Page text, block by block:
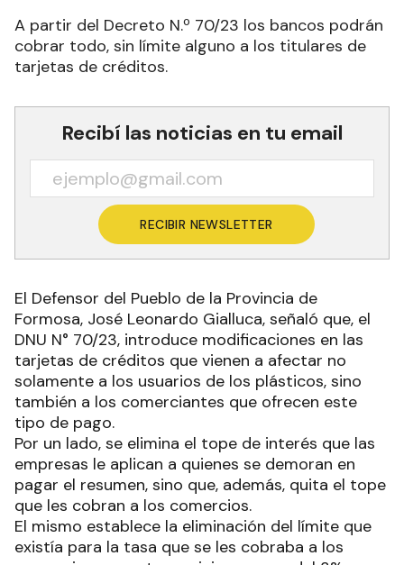
A partir del Decreto N.º 70/23 los bancos podrán
cobrar todo, sin límite alguno a los titulares de
tarjetas de créditos.
Recibí las noticias en tu email
RECIBIR NEWSLETTER
El Defensor del Pueblo de la Provincia de
Formosa, José Leonardo Gialluca, señaló que, el
DNU N° 70/23, introduce modificaciones en las
tarjetas de créditos que vienen a afectar no
solamente a los usuarios de los plásticos, sino
también a los comerciantes que ofrecen este
tipo de pago.
Por un lado, se elimina el tope de interés que las
empresas le aplican a quienes se demoran en
pagar el resumen, sino que, además, quita el tope
que les cobran a los comercios.
El mismo establece la eliminación del límite que
existía para la tasa que se les cobraba a los